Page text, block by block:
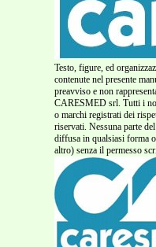
Testo, figure, ed
contenute nel presente
preavviso e non
CARESMED srl. Tutti i
o marchi registrati dei
riservati. Nessuna parte
diffusa in qualsiasi forma
altro) senza il permesso